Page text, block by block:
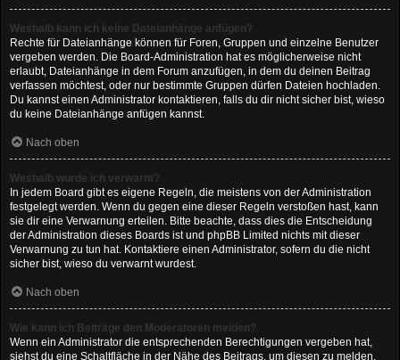
Weshalb kann ich keine Dateianhänge anfügen?
Rechte für Dateianhänge können für Foren, Gruppen und einzelne Benutzer
vergeben werden. Die Board-Administration hat es möglicherweise nicht
erlaubt, Dateianhänge in dem Forum anzufügen, in dem du deinen Beitrag
verfassen möchtest, oder nur bestimmte Gruppen dürfen Dateien hochladen.
Du kannst einen Administrator kontaktieren, falls du dir nicht sicher bist, wieso
du keine Dateianhänge anfügen kannst.
Nach oben
Weshalb wurde ich verwarnt?
In jedem Board gibt es eigene Regeln, die meistens von der Administration
festgelegt werden. Wenn du gegen eine dieser Regeln verstoßen hast, kann
sie dir eine Verwarnung erteilen. Bitte beachte, dass dies die Entscheidung
der Administration dieses Boards ist und phpBB Limited nichts mit dieser
Verwarnung zu tun hat. Kontaktiere einen Administrator, sofern du die nicht
sicher bist, wieso du verwarnt wurdest.
Nach oben
Wie kann ich Beiträge den Moderatoren melden?
Wenn ein Administrator die entsprechenden Berechtigungen vergeben hat,
siehst du eine Schaltfläche in der Nähe des Beitrags, um diesen zu melden.